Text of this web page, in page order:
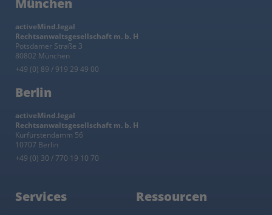
München
activeMind.legal
Rechtsanwaltsgesellschaft m. b. H
Potsdamer Straße 3
80802 München
+49 (0) 89 / 919 29 49 00
Berlin
activeMind.legal
Rechtsanwaltsgesellschaft m. b. H
Kurfürstendamm 56
10707 Berlin
+49 (0) 30 / 770 19 10 70
Services Ressourcen